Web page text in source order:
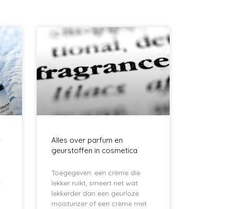
Alles over parfum en
geurstoffen in cosmetica
Toegegeven: een crème die
lekker ruikt, smeert net wat
lekkerder dan een geurloze
moisturizer of een crème met